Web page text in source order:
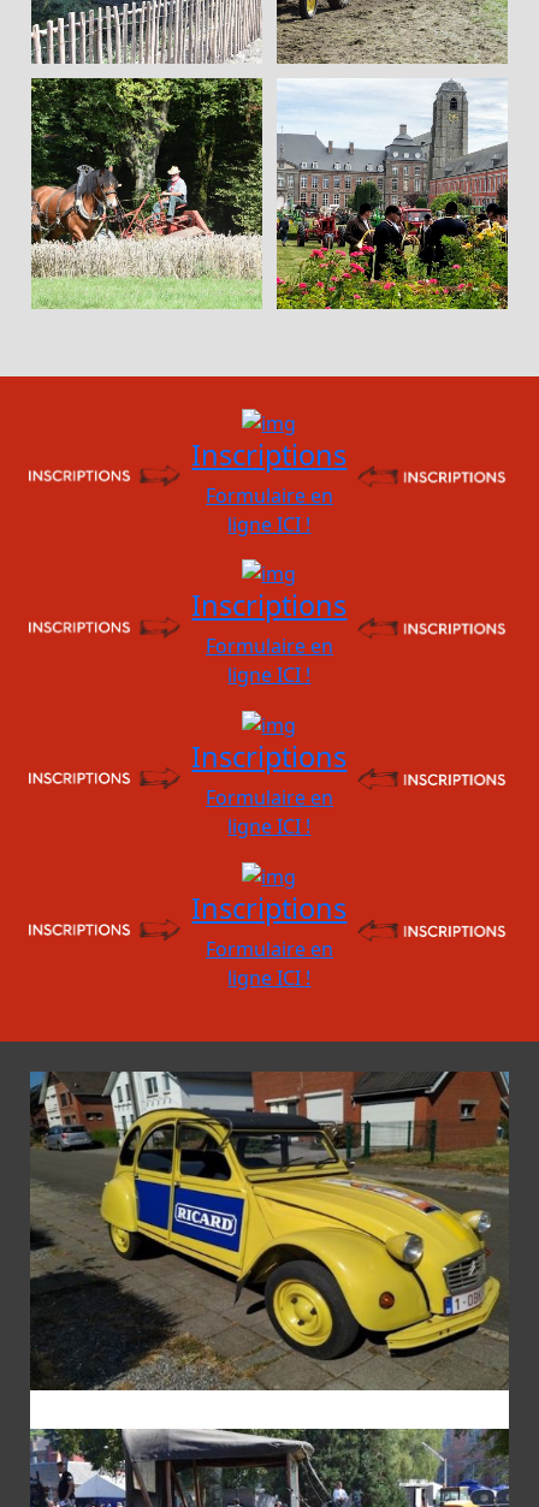
Inscriptions
Formulaire en
ligne ICI !
Inscriptions
Formulaire en
ligne ICI !
Inscriptions
Formulaire en
ligne ICI !
Inscriptions
Formulaire en
ligne ICI !